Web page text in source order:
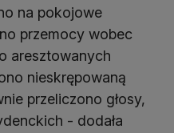
na pokojowe
przemocy wobec
aresztowanych
nieskrępowaną
przeliczono głosy,
- dodała